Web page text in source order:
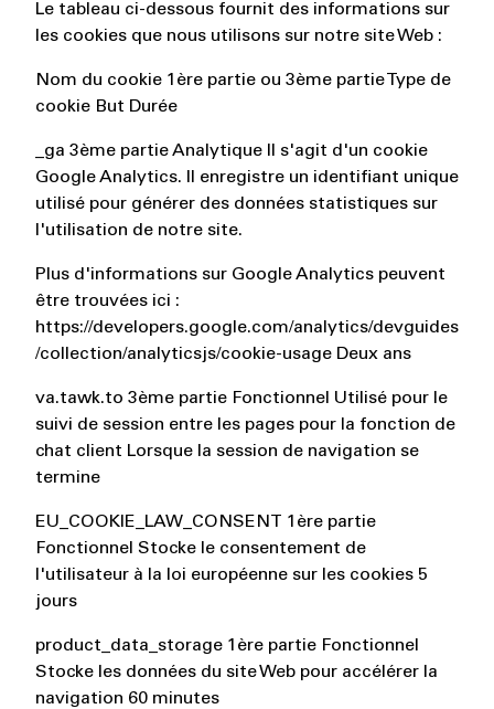
Le tableau ci-dessous fournit des informations sur
les cookies que nous utilisons sur notre site Web :
Nom du cookie 1ère partie ou 3ème partie Type de
cookie But Durée
_ga 3ème partie Analytique Il s'agit d'un cookie
Google Analytics. Il enregistre un identifiant unique
utilisé pour générer des données statistiques sur
l'utilisation de notre site.
Plus d'informations sur Google Analytics peuvent
être trouvées ici :
https://developers.google.com/analytics/devguides
/collection/analyticsjs/cookie-usage Deux ans
va.tawk.to 3ème partie Fonctionnel Utilisé pour le
suivi de session entre les pages pour la fonction de
chat client Lorsque la session de navigation se
termine
EU_COOKIE_LAW_CONSENT 1ère partie
Fonctionnel Stocke le consentement de
l'utilisateur à la loi européenne sur les cookies 5
jours
product_data_storage 1ère partie Fonctionnel
Stocke les données du site Web pour accélérer la
navigation 60 minutes